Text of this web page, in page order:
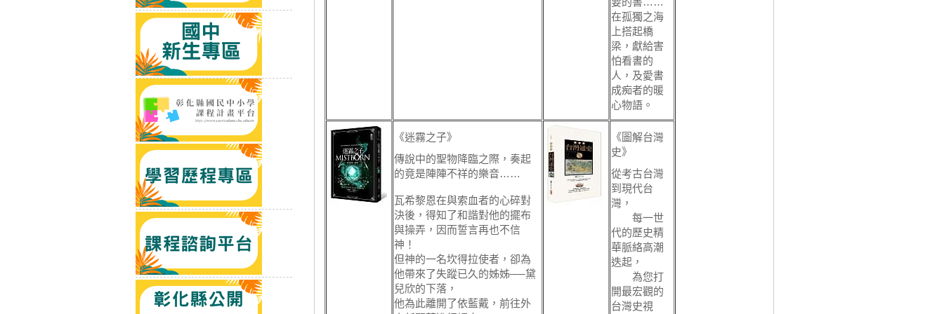
在孤獨之海
上搭起橋
梁，獻給害
怕看書的
人，及愛書
成痴者的暖
心物語。
《迷霧之子》
傳說中的聖物降臨之際，奏起
的竟是陣陣不祥的樂音……
瓦希黎恩在與索血者的心碎對
決後，得知了和諧對他的擺布
與操弄，因而誓言再也不信
神！
但神的一名坎得拉使者，卻為
他帶來了失蹤已久的姊姊──黛
兒欣的下落，
他為此離開了依藍戴，前往外
《圖解台灣
史》
從考古台灣
到現代台
灣，
每一世
代的歷史精
華脈絡高潮
迭起，
為您打
開最宏觀的
台灣史視